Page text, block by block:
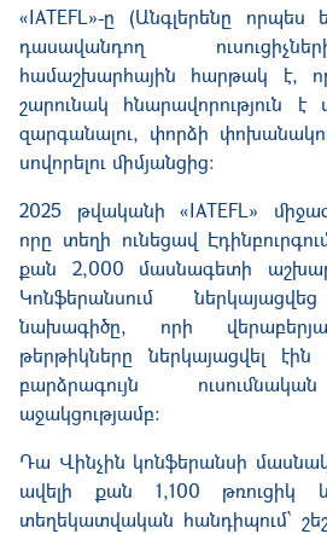
«IATEFL»-ը (Անգլերենը որպես
դասավանդող
համաշխարհային հարթակ է,
շարունակ հնարավորություն է
զարգանալու, փորձի
սովորելու միմյանցից։
2025 թվականի «IATEFL»
որը տեղի ունեցավ
քան 2,000 մասնագետի
Կոնֆերանսում
նախագիծը, որի
թերթիկները ներկայացվել
բարձրագույն
աջակցությամբ։
Դա Վինչին կոնֆերանսի
ավելի քան 1,100 թռուցիկ
տեղեկատվական հանդիպում՝